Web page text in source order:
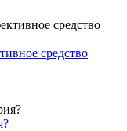
средство